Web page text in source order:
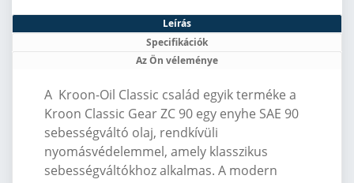
Leírás
Specifikációk
Az Ön véleménye
A Kroon-Oil Classic család egyik terméke a
Kroon Classic Gear ZC 90 egy enyhe SAE 90
sebességváltó olaj, rendkívüli
nyomásvédelemmel, amely klasszikus
sebességváltókhoz alkalmas. A modern